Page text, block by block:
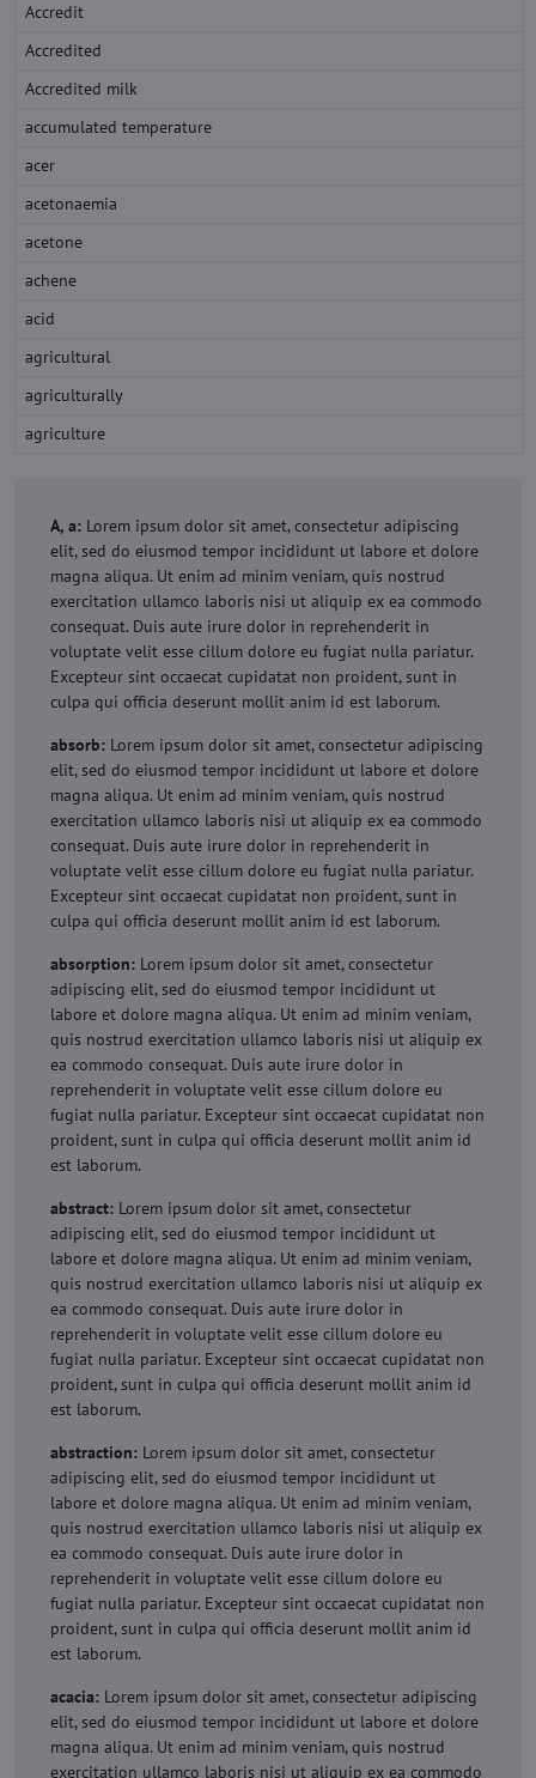
Accredit
Accredited
Accredited milk
accumulated temperature
acer
acetonaemia
acetone
achene
acid
agricultural
agriculturally
agriculture
A, a: Lorem ipsum dolor sit amet, consectetur adipiscing
elit, sed do eiusmod tempor incididunt ut labore et dolore
magna aliqua. Ut enim ad minim veniam, quis nostrud
exercitation ullamco laboris nisi ut aliquip ex ea commodo
consequat. Duis aute irure dolor in reprehenderit in
voluptate velit esse cillum dolore eu fugiat nulla pariatur.
Excepteur sint occaecat cupidatat non proident, sunt in
culpa qui officia deserunt mollit anim id est laborum.
absorb: Lorem ipsum dolor sit amet, consectetur adipiscing
elit, sed do eiusmod tempor incididunt ut labore et dolore
magna aliqua. Ut enim ad minim veniam, quis nostrud
exercitation ullamco laboris nisi ut aliquip ex ea commodo
consequat. Duis aute irure dolor in reprehenderit in
voluptate velit esse cillum dolore eu fugiat nulla pariatur.
Excepteur sint occaecat cupidatat non proident, sunt in
culpa qui officia deserunt mollit anim id est laborum.
absorption: Lorem ipsum dolor sit amet, consectetur
adipiscing elit, sed do eiusmod tempor incididunt ut
labore et dolore magna aliqua. Ut enim ad minim veniam,
quis nostrud exercitation ullamco laboris nisi ut aliquip ex
ea commodo consequat. Duis aute irure dolor in
reprehenderit in voluptate velit esse cillum dolore eu
fugiat nulla pariatur. Excepteur sint occaecat cupidatat non
proident, sunt in culpa qui officia deserunt mollit anim id
est laborum.
abstract: Lorem ipsum dolor sit amet, consectetur
adipiscing elit, sed do eiusmod tempor incididunt ut
labore et dolore magna aliqua. Ut enim ad minim veniam,
quis nostrud exercitation ullamco laboris nisi ut aliquip ex
ea commodo consequat. Duis aute irure dolor in
reprehenderit in voluptate velit esse cillum dolore eu
fugiat nulla pariatur. Excepteur sint occaecat cupidatat non
proident, sunt in culpa qui officia deserunt mollit anim id
est laborum.
abstraction: Lorem ipsum dolor sit amet, consectetur
adipiscing elit, sed do eiusmod tempor incididunt ut
labore et dolore magna aliqua. Ut enim ad minim veniam,
quis nostrud exercitation ullamco laboris nisi ut aliquip ex
ea commodo consequat. Duis aute irure dolor in
reprehenderit in voluptate velit esse cillum dolore eu
fugiat nulla pariatur. Excepteur sint occaecat cupidatat non
proident, sunt in culpa qui officia deserunt mollit anim id
est laborum.
acacia: Lorem ipsum dolor sit amet, consectetur adipiscing
elit, sed do eiusmod tempor incididunt ut labore et dolore
magna aliqua. Ut enim ad minim veniam, quis nostrud
exercitation ullamco laboris nisi ut aliquip ex ea commodo